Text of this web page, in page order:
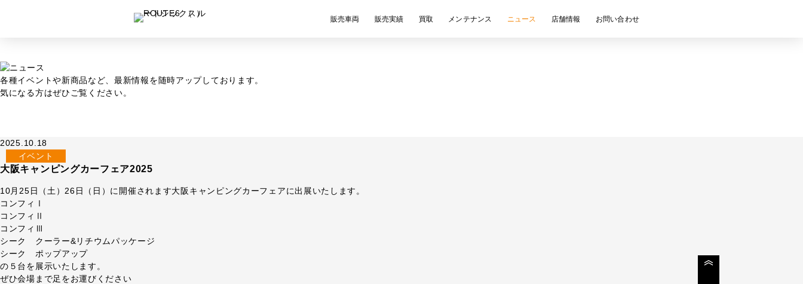
販売車両 販売実績 買取 メンテナンス ニュース 店舗情報 お問い合わせ
各種イベントや新商品など、最新情報を随時アップしております。
気になる方はぜひご覧ください。
2025.10.18
イベント
大阪キャンピングカーフェア2025
10月25日（土）26日（日）に開催されます大阪キャンピングカーフェアに出展いたします。
コンフィⅠ
コンフィⅡ
コンフィⅢ
シーク クーラー&リチウムパッケージ
シーク ポップアップ
の５台を展示いたします。
ぜひ会場まで足をお運びください